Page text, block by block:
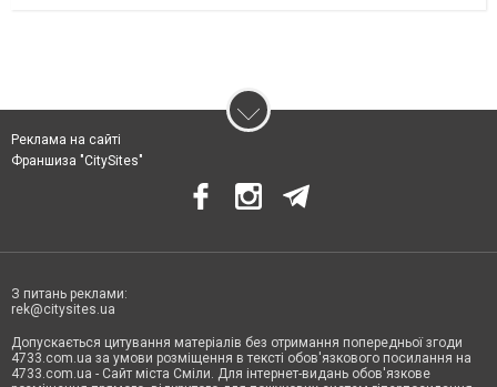
Реклама на сайті
Франшиза "CitySites"
З питань реклами:
rek@citysites.ua
Допускається цитування матеріалів без отримання попередньої згоди
4733.com.ua за умови розміщення в тексті обов'язкового посилання на
4733.com.ua - Сайт міста Сміли. Для інтернет-видань обов'язкове